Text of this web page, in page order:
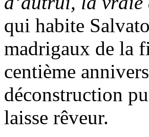
qui habite
madrigaux de la
centième
déconstruction
laisse rêveur.